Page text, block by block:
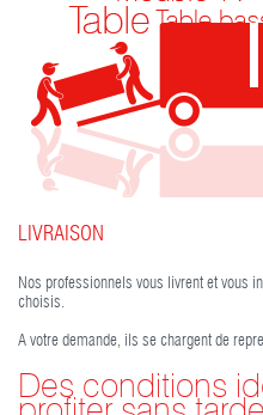
LIVRAISON
Nos professionnels vous livrent et vous
choisis.
A votre demande, ils se chargent de
Des conditions
profiter sans